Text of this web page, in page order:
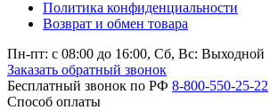
Политика конфиденциальности
Возврат и обмен товара
Пн-пт: c 08:00 до 16:00, Сб, Вс: Выходной
Заказать обратный звонок
Бесплатный звонок по РФ 8-800-550-25-22
Способ оплаты